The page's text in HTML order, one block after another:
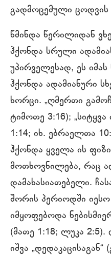
გადმოცემული ცოდვის
წმინდა წერილიდან
ჰქონდა სრული
უპირველესად, ეს იმას
ჰქონდა ადამიანური
ხორცი. „ღმერთი
ტიმოთე 3:16); „სიტყვა
1:14; იხ. ებრაელთა
ჰქონდა ყველა ის
მოთხოვნილება, რაც
დამახასიათებელი.
შორის პერიოდში
იმყოფებოდა
(მათე 1:18; ლუკა
იშვა